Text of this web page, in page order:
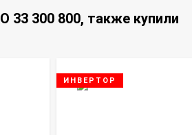
33 300 800, также купили
ИНВЕРТОР